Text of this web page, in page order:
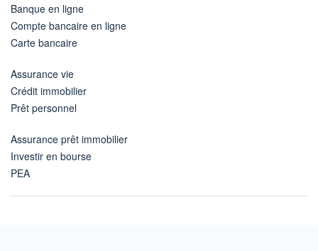
Banque en ligne
Compte bancaire en ligne
Carte bancaire
Assurance vie
Crédit immobilier
Prêt personnel
Assurance prêt immobilier
Investir en bourse
PEA